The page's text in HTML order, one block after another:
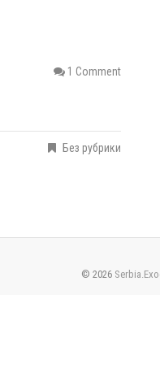
1 Comment
Без рубрики
© 2026